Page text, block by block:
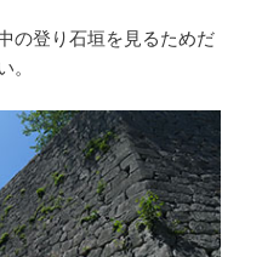
の登り石垣を見るためだ